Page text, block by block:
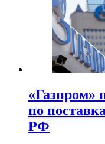
«Газпром»
по
РФ